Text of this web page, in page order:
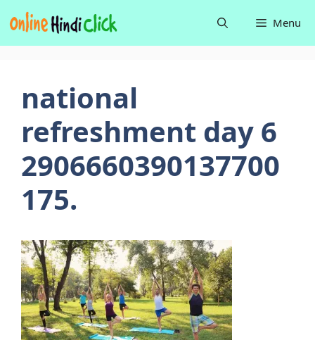
to
content
Menu
national
refreshment day 6
2906660390137700
175.